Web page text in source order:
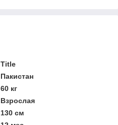
Title
Пакистан
60 кг
Взрослая
130 см